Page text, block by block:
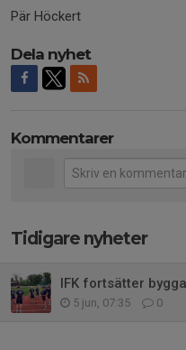
Pär Höckert
Dela nyhet
Kommentarer
Tidigare nyheter
IFK fortsätter
5 jun, 07:35 0